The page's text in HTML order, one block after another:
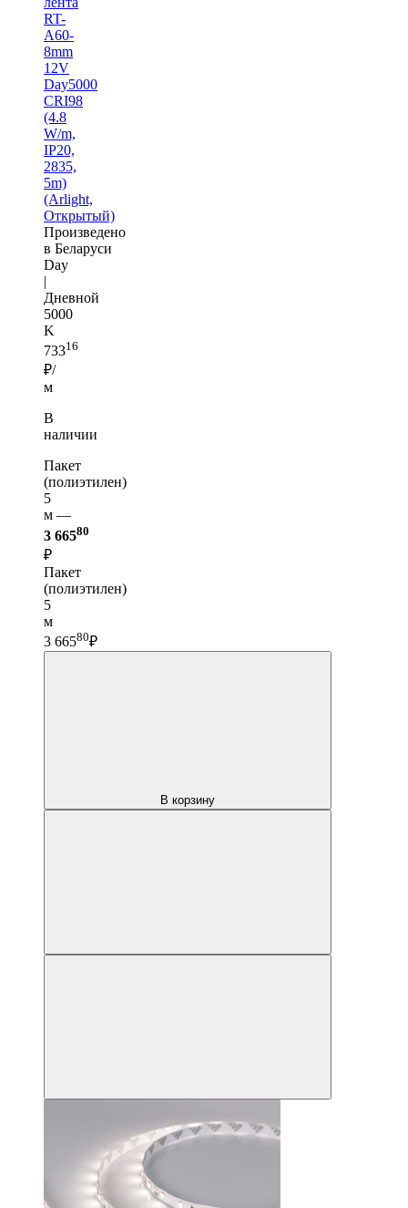
RT-
A60-
8mm
12V
Day5000
CRI98
(4.8
W/m,
IP20,
2835,
5m)
(Arlight,
Открытый)
Произведено
в Беларуси
Day
|
Дневной
5000
K
73316
₽/
м
В
наличии
Пакет
(полиэтилен)
5
м —
3 66580
₽
Пакет
(полиэтилен)
5
м
3 66580₽
В корзину